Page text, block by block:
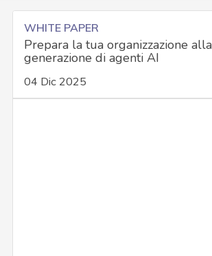
WHITE PAPER
Prepara la tua organizzazione
generazione di agenti AI
04 Dic 2025